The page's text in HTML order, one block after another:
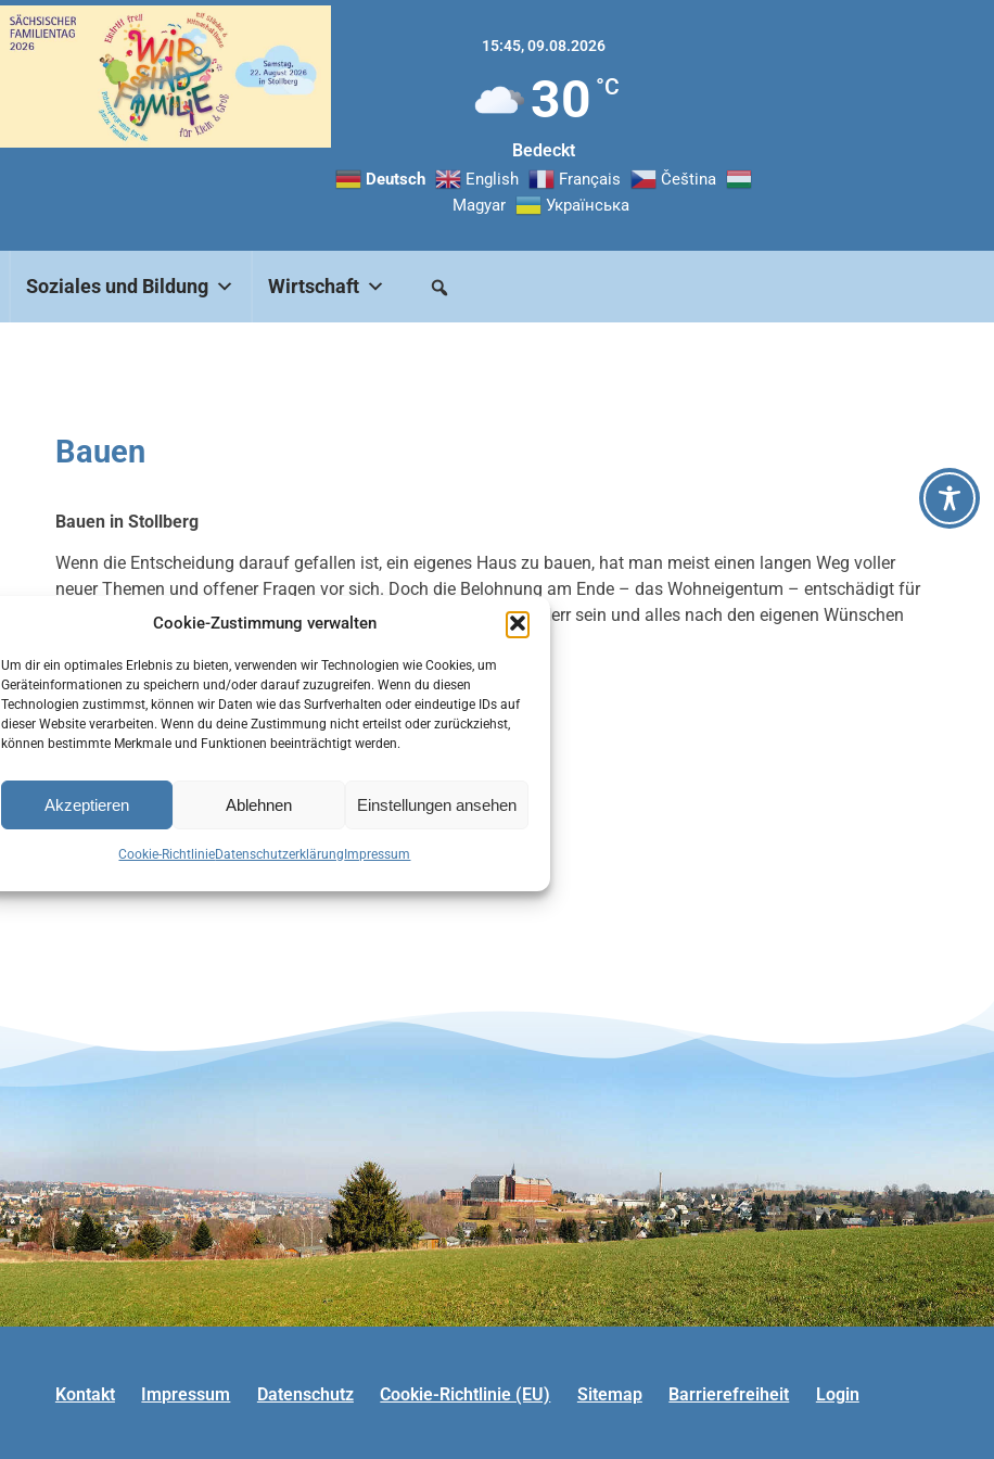
Cookie-Zustimmung verwalten
Um dir ein optimales Erlebnis zu bieten, verwenden wir Technologien wie Cookies, um
Geräteinformationen zu speichern und/oder darauf zuzugreifen. Wenn du diesen
Technologien zustimmst, können wir Daten wie das Surfverhalten oder eindeutige IDs auf
dieser Website verarbeiten. Wenn du deine Zustimmung nicht erteilst oder zurückziehst,
können bestimmte Merkmale und Funktionen beeinträchtigt werden.
Akzeptieren Ablehnen Einstellungen ansehen
Cookie-RichtlinieDatenschutzerklärung Impressum
15:45,09.08.2026
30 °C
Bedeckt
Deutsch English Français
Čeština‎
Magyar
Українська
Soziales und Bildung Wirtschaft
Bauen
Bauen in Stollberg
Wenn die Entscheidung darauf gefallen ist, ein eigenes Haus zu bauen, hat man meist einen langen Weg voller
neuer Themen und offener Fragen vor sich. Doch die Belohnung am Ende – das Wohneigentum – entschädigt für
alle Mühen. In den eigenen vier Wänden kann man sein eigener Herr sein und alles nach den eigenen Wünschen
Grundstücke in Stollberg
Kontakt Impressum Datenschutz Cookie-Richtlinie (EU) Sitemap Barrierefreiheit Login